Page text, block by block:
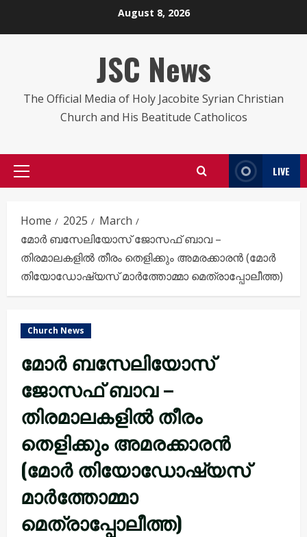
August 8, 2026
JSC News
The Official Media of Holy Jacobite Syrian Christian
Church and His Beatitude Catholicos
Primary
LIVE
Home 2025
March
മോർ ബസേലിയോസ് ജോസഫ് ബാവ –
തിരമാലകളിൽ തീരം തെളിക്കും അമരക്കാരൻ (മോർ
തിയോഡോഷ്യസ് മാർത്തോമ്മാ മെത്രാപ്പോലീത്ത)
Church News
മോർ ബസേലിയോസ്
ജോസഫ് ബാവ –
തിരമാലകളിൽ തീരം
തെളിക്കും അമരക്കാരൻ
(മോർ തിയോഡോഷ്യസ്
മാർത്തോമ്മാ
മെത്രാപ്പോലീത്ത)